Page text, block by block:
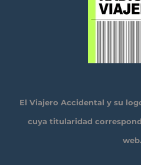
El Viajero Accidental y su
cuya titularidad
web.